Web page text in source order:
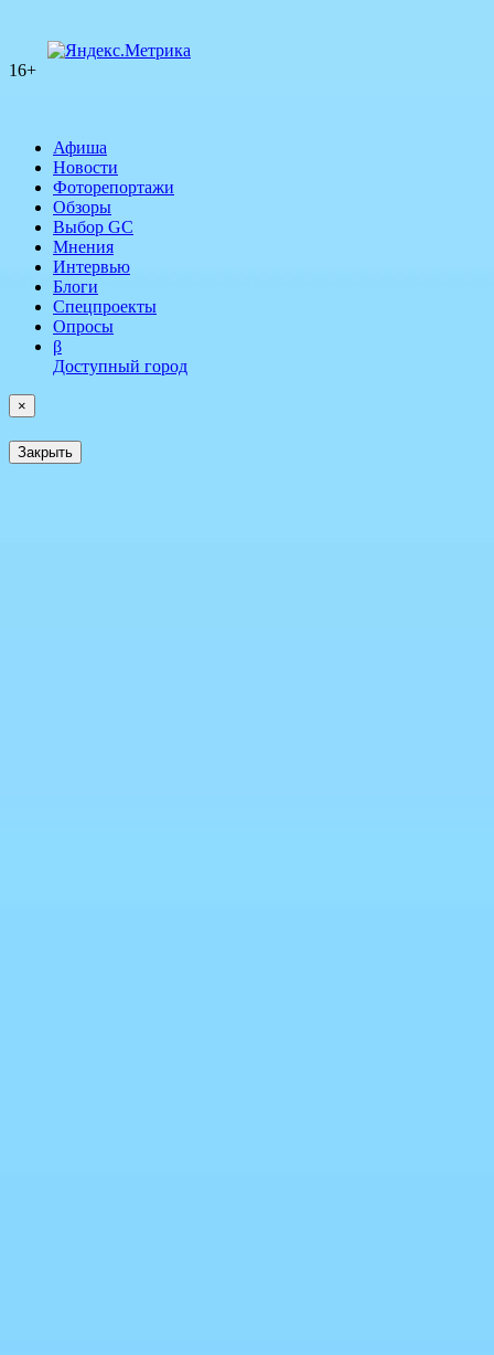
16+
Афиша
Новости
Фоторепортажи
Обзоры
Выбор GC
Мнения
Интервью
Блоги
Спецпроекты
Опросы
β
Доступный город
×
Закрыть